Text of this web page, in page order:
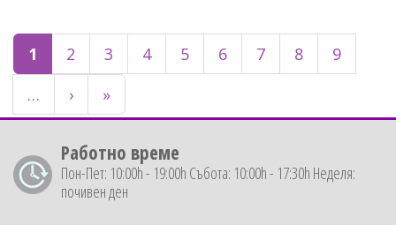
1 2 3 4 5 6 7 8
9
…
› »
Работно време
Пон-Пет: 10:00h - 19:00h Събота: 10:00h - 17:30h Неделя:
почивен ден